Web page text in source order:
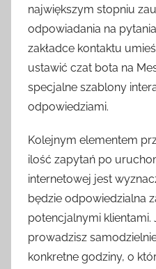
największym stopniu
odpowiadania na
zakładce kontaktu
ustawić czat bota na
specjalne szablony
odpowiedziami.
Kolejnym elementem
ilość zapytań po
internetowej jest
będzie odpowiedzialna
potencjalnymi klientami.
prowadzisz
konkretne godziny, o